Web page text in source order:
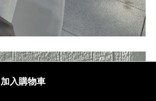
加入購物車